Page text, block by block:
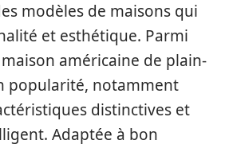
modèles de maisons qui
et esthétique. Parmi
américaine de plain-
popularité, notamment
distinctives et
Adaptée à bon